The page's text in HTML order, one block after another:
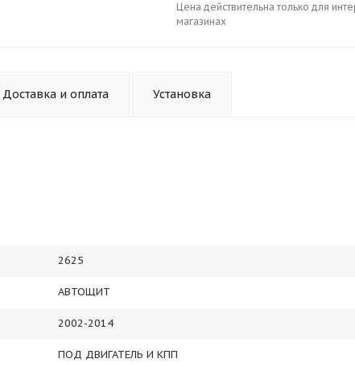
Цена действительна только для
магазинах
Доставка и оплата Установка
2625
АВТОЩИТ
2002-2014
ПОД ДВИГАТЕЛЬ И КПП